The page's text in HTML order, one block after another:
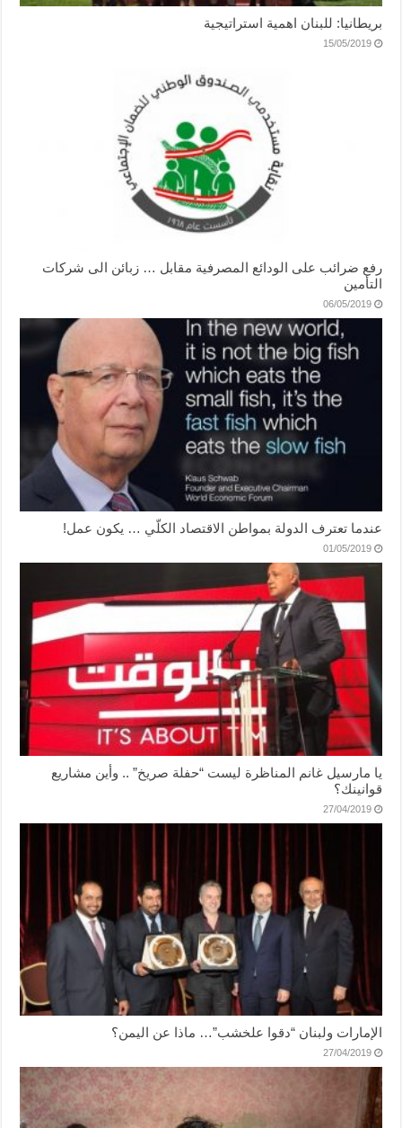
بريطانيا: للبنان اهمية استراتيجية
15/05/2019
رفع ضرائب على الودائع المصرفية مقابل … زبائن الى شركات
التأمين
06/05/2019
عندما تعترف الدولة بمواطن الاقتصاد الكلّي … يكون عمل!
01/05/2019
يا مارسيل غانم المناظرة ليست “حفلة صريخ” .. وأين مشاريع
قوانينك؟
27/04/2019
الإمارات ولبنان “دقوا علخشب”… ماذا عن اليمن؟
27/04/2019